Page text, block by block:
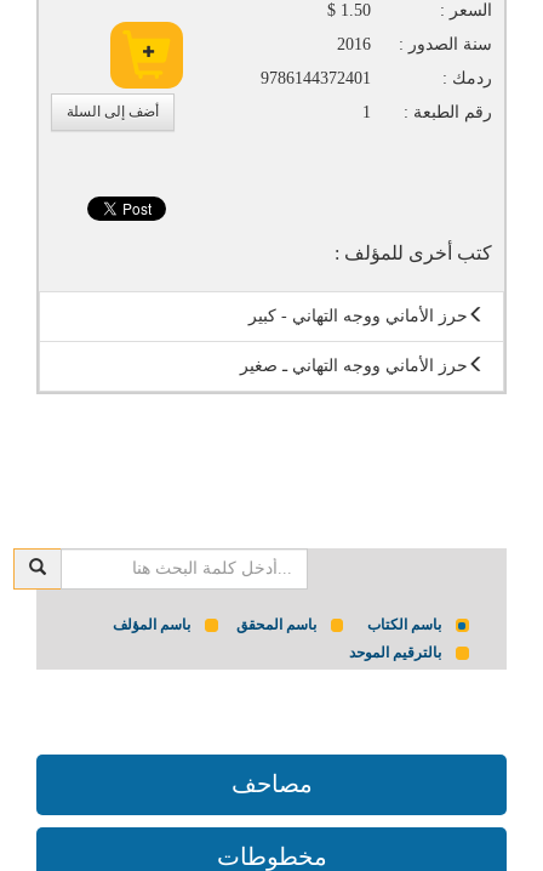
أضف إلى السلة
السعر :
1.50 $
سنة الصدور :
2016
ردمك :
9786144372401
رقم الطبعة :
1
كتب أخرى للمؤلف :
حرز الأماني ووجه التهاني - كبير
حرز الأماني ووجه التهاني ـ صغير
باسم الكتاب باسم المحقق
باسم المؤلف
بالترقيم الموحد
مصاحف
مخطوطات